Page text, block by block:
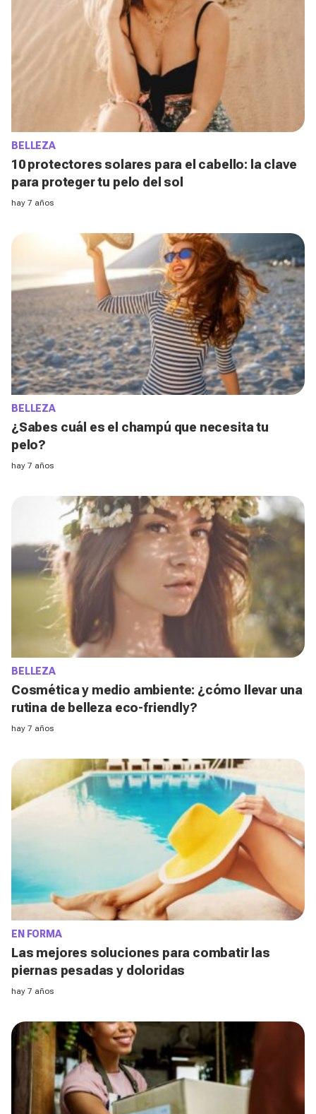
BELLEZA
10 protectores solares para el cabello: la clave
para proteger tu pelo del sol
hay 7 años
BELLEZA
¿Sabes cuál es el champú que necesita tu
pelo?
hay 7 años
BELLEZA
Cosmética y medio ambiente: ¿cómo llevar una
rutina de belleza eco-friendly?
hay 7 años
EN FORMA
Las mejores soluciones para combatir las
piernas pesadas y doloridas
hay 7 años